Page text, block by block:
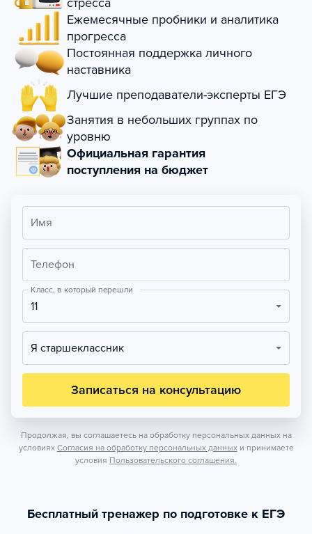
Ежемесячные пробники и аналитика
прогресса
Постоянная поддержка личного
наставника
Лучшие преподаватели-эксперты ЕГЭ
Занятия в небольших группах по
уровню
Официальная гарантия
поступления на бюджет
Имя
Телефон
Класс, в который перешли
11
Я старшеклассник
Записаться на консультацию
Продолжая, вы соглашаетесь на обработку персональных данных на
условиях Согласия на обработку персональных данных и принимаете
условия Пользовательского соглашения.
Бесплатный тренажер по подготовке к ЕГЭ